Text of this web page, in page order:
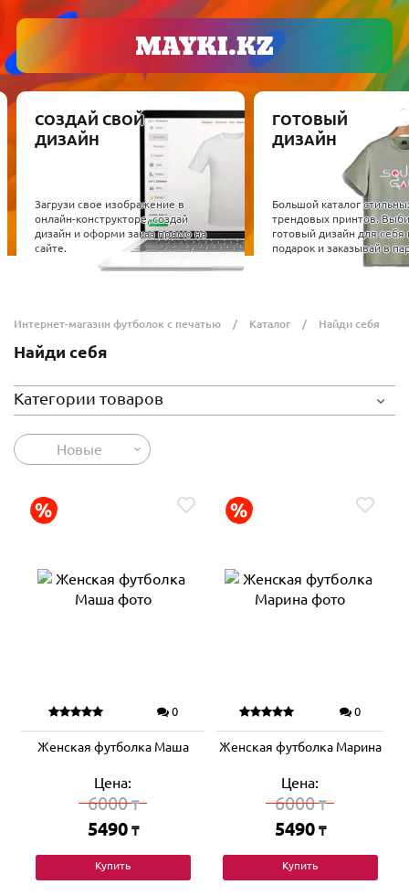
СОЗДАЙ СВОЙ
ДИЗАЙН
Загрузи свое изображение в
онлайн-конструкторе, создай
дизайн и оформи заказ прямо на
сайте.
ГОТОВЫЙ
ДИЗАЙН
Большой каталог
трендовых принтов.
готовый дизайн для себя
подарок и заказывай в
Интернет-магазин футболок с печатью Каталог Найди себя
Найди себя
Категории товаров
Новые
0
Женская футболка Маша
Цена:
6000₸
5490 ₸
Купить
0
Женская футболка Марина
Цена:
6000₸
5490 ₸
Купить